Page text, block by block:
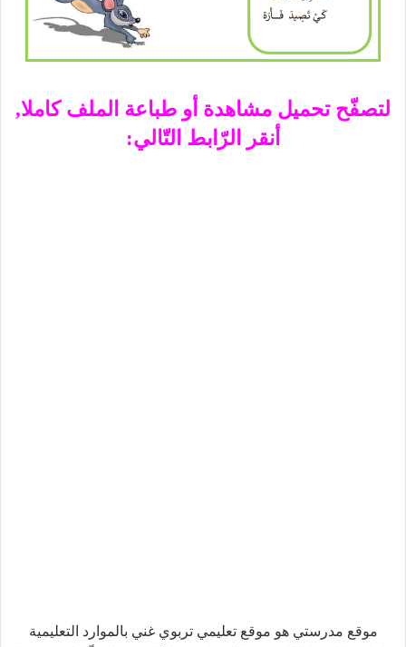
لتصفّح تحميل مشاهدة أو طباعة الملف كاملا,
أنقر الرّابط التّالي:
موقع مدرستي هو موقع تعليمي تربوي غني بالموارد التعليمية